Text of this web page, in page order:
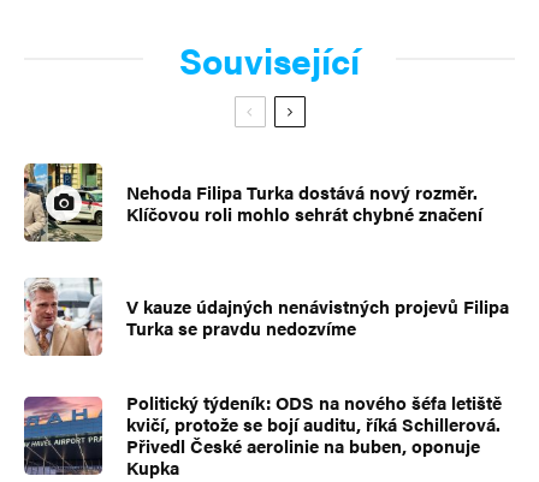
Související
Nehoda Filipa Turka dostává nový rozměr.
Klíčovou roli mohlo sehrát chybné značení
V kauze údajných nenávistných projevů Filipa
Turka se pravdu nedozvíme
Politický týdeník: ODS na nového šéfa letiště
kvičí, protože se bojí auditu, říká Schillerová.
Přivedl České aerolinie na buben, oponuje
Kupka